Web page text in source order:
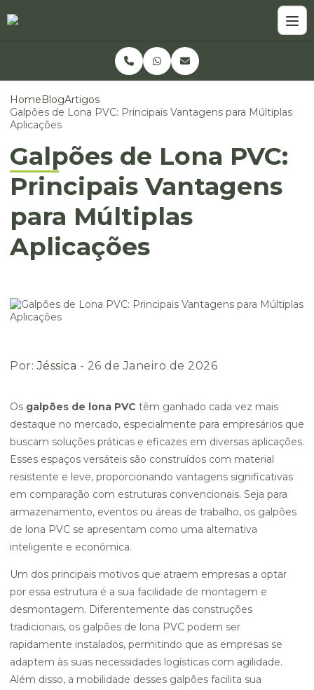
HomeBlogArtigos
Galpões de Lona PVC: Principais Vantagens para Múltiplas
Aplicações
Galpões de Lona PVC:
Principais Vantagens
para Múltiplas
Aplicações
Por:Jéssica - 26 de Janeiro de 2026
Os galpões de lona PVC têm ganhado cada vez mais
destaque no mercado, especialmente para empresários que
buscam soluções práticas e eficazes em diversas aplicações.
Esses espaços versáteis são construídos com material
resistente e leve, proporcionando vantagens significativas
em comparação com estruturas convencionais. Seja para
armazenamento, eventos ou áreas de trabalho, os galpões
de lona PVC se apresentam como uma alternativa
inteligente e econômica.
Um dos principais motivos que atraem empresas a optar
por essa estrutura é a sua facilidade de montagem e
desmontagem. Diferentemente das construções
tradicionais, os galpões de lona PVC podem ser
rapidamente instalados, permitindo que as empresas se
adaptem às suas necessidades logísticas com agilidade.
Além disso, a mobilidade desses galpões facilita sua